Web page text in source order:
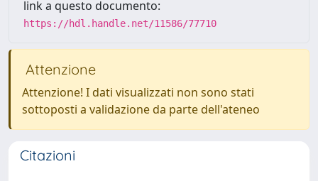
link a questo documento:
https://hdl.handle.net/11586/77710
Attenzione
Attenzione! I dati visualizzati non sono stati
sottoposti a validazione da parte dell'ateneo
Citazioni